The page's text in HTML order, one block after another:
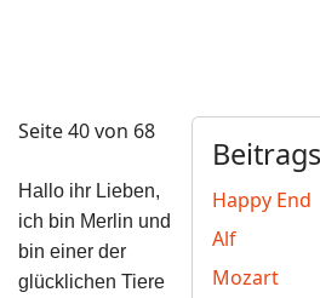
Happy End
Alf
Mozart
Seite 40 von 68
Hallo ihr Lieben,
ich bin Merlin und
bin einer der
glücklichen Tiere